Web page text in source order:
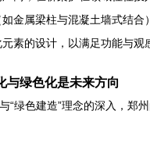
金属梁柱与混凝土墙式结合
素的设计，以满足功能与观
与绿色化是未来方向
“绿色建造”理念的深入，郑